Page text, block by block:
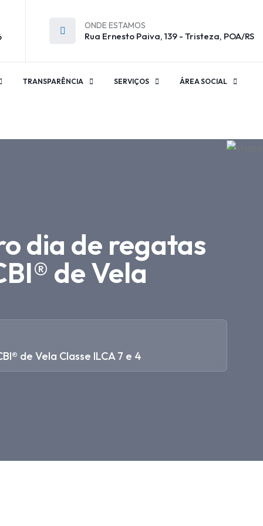
ONDE ESTAMOS
Rua Ernesto Paiva, 139 - Tristeza, POA/RS
TRANSPARÊNCIA SERVIÇOS ÁREA SOCIAL
dia de regatas
de Vela
de Vela Classe ILCA 7 e 4